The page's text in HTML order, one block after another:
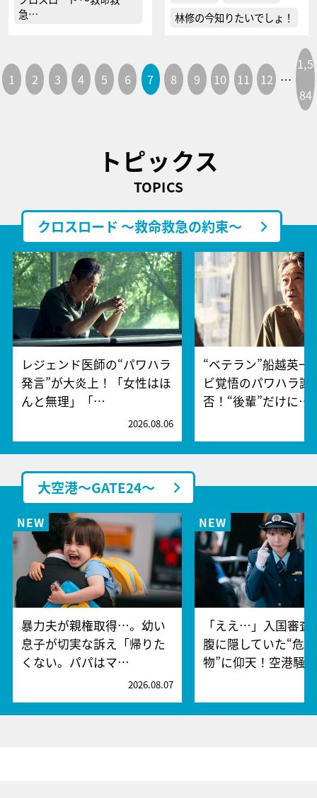
急…
林修の今知りたいでしょ！
1 2 3 4 5 6 7 8 9 10 11 12 …
1,5
84
トピックス
TOPICS
クロスロード ～救命救急の約束～
レジェンド医師の“パワハラ
発言”が大炎上！「女性はほ
んと無理」「…
2026.08.06
“ベテラン”船越英一
ビ覚悟のパワハラ謝
否！“後輩”だけに…
大空港～GATE24～
暴力夫が親権取得…。幼い
息子が切実な訴え「帰りた
くない。パパはマ…
2026.08.07
「ええ…」入国審査
腹に隠していた“危
物”に仰天！空港騒